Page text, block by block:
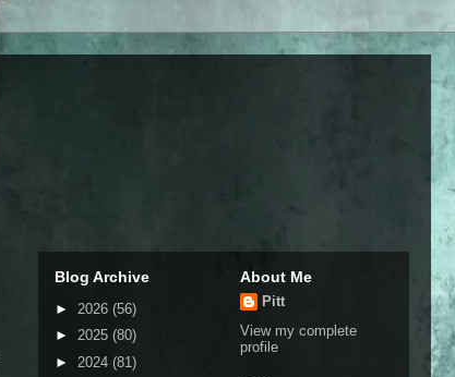
Blog Archive
► 2026 (56)
► 2025 (80)
► 2024 (81)
About Me
Pitt
View my complete
profile